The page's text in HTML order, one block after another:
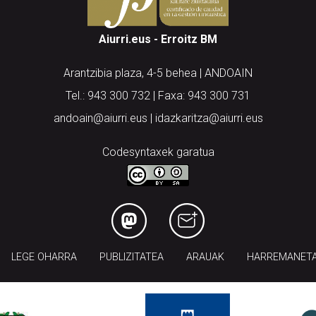
Aiurri.eus - Erroitz BM
Arantzibia plaza, 4-5 behea | ANDOAIN
Tel.: 943 300 732 | Faxa: 943 300 731
andoain@aiurri.eus | idazkaritza@aiurri.eus
Codesyntaxek garatua
LEGE OHARRA PUBLIZITATEA ARAUAK